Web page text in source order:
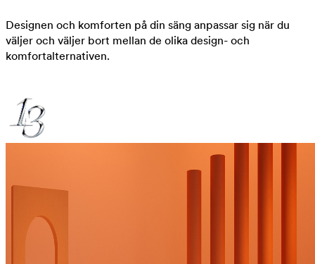
Designen och komforten på din säng anpassar sig när du
väljer och väljer bort mellan de olika design- och
komfortalternativen.